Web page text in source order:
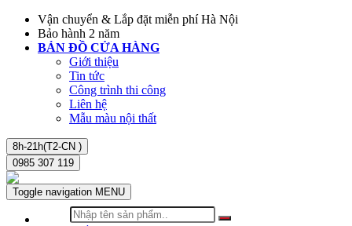
Vận chuyển & Lắp đặt miễn phí Hà Nội
Bảo hành 2 năm
BẢN ĐỒ CỬA HÀNG
Giới thiệu
Tin tức
Công trình thi công
Liên hệ
Mẫu màu nội thất
8h-21h(T2-CN )
0985 307 119
Toggle navigation MENU